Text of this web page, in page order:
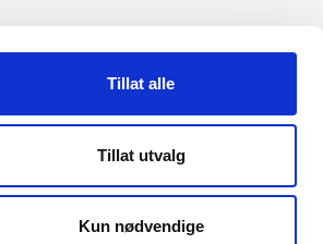
Tillat alle
Tillat utvalg
Kun nødvendige